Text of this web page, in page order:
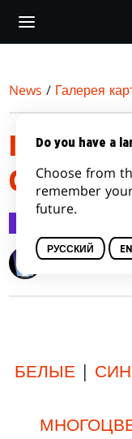
main
News / Галерея
Wizards of
БЕЛЫЕ|
Do you have a
Choose from
remember
future.
РУССКИЙ